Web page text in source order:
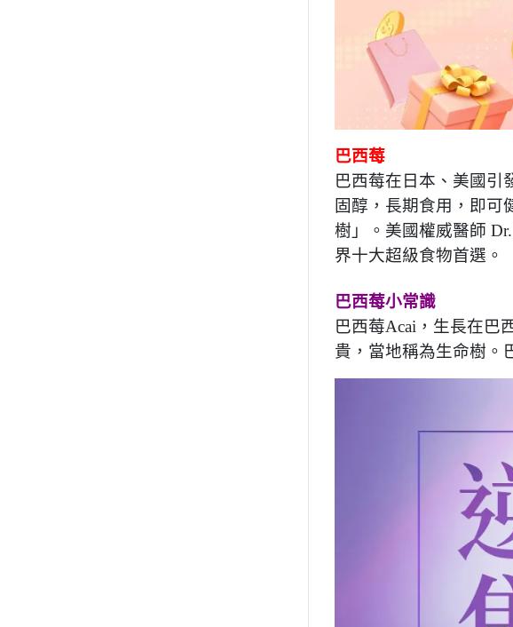
巴西莓
巴西莓在日本、美國引
固醇，長期食用，即可
樹」。美國權威醫師
界十大超級食物首選。
巴西莓小常識
巴西莓Acai，生長在巴
貴，當地稱為生命樹。